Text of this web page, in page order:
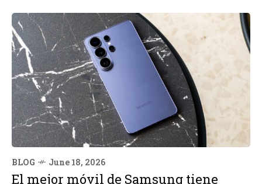
BLOG June 18, 2026
El mejor móvil de Samsung tiene